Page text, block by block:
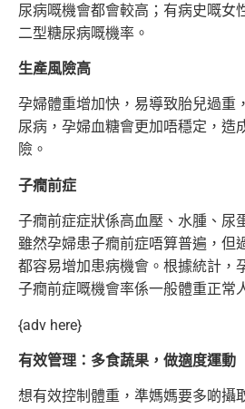
尿病嘅機會都會較高；有病史嘅女
二型糖尿病嘅機率。
生產風險高
孕婦體重增加快，易導致胎兒過重
尿病，孕婦血糖會更加唔穩定，造
險。
子癇前症
子癇前症症狀係高血壓、水腫、尿
雖然孕婦患子癇前症唔算普遍，但
都容易增加患病機會。根據統計，
子癇前症嘅機會率係一般體重正常
{adv here}
有效管理：多食蔬果，做適度運動
想有效控制體重，準媽媽要多啲攝